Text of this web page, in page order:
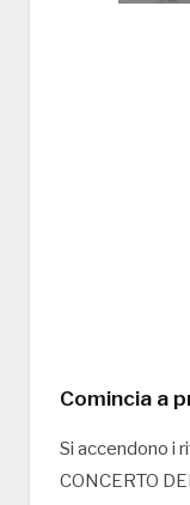
Comincia a
Si accendono i
CONCERTO